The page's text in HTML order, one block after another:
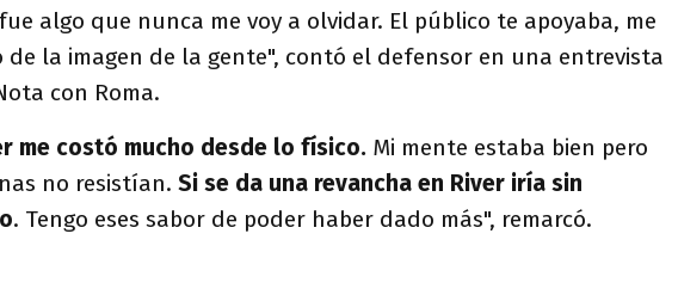
algo que nunca me voy a olvidar. El público te apoyaba, me
de la imagen de la gente", contó el defensor en una entrevista
con Roma.
me costó mucho desde lo físico. Mi mente estaba bien pero
no resistían. Si se da una revancha en River iría sin
. Tengo eses sabor de poder haber dado más", remarcó.